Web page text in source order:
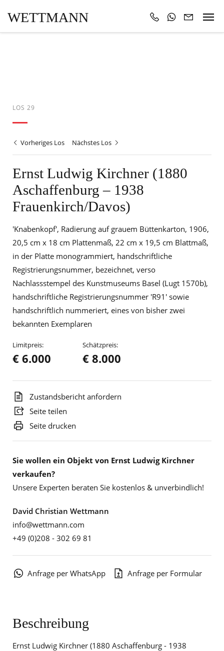
WETTMANN
LOS 29
Vorheriges Los Nächstes Los
Ernst Ludwig Kirchner (1880
Aschaffenburg – 1938
Frauenkirch/Davos)
'Knabenkopf', Radierung auf grauem Büttenkarton, 1906,
20,5 cm x 18 cm Plattenmaß, 22 cm x 19,5 cm Blattmaß,
in der Platte monogrammiert, handschriftliche
Registrierungsnummer, bezeichnet, verso
Nachlassstempel des Kunstmuseums Basel (Lugt 1570b),
handschriftliche Registrierungsnummer 'R91' sowie
handschriftlich nummeriert, eines von bisher zwei
bekannten Exemplaren
Limitpreis:
€ 6.000
Schätzpreis:
€ 8.000
Zustandsbericht anfordern
Seite teilen
Seite drucken
Sie wollen ein Objekt von Ernst Ludwig Kirchner
verkaufen?
Unsere Experten beraten Sie kostenlos & unverbindlich!
David Christian Wettmann
info@wettmann.com
+49 (0)208 - 302 69 81
Anfrage per WhatsApp Anfrage per Formular
Beschreibung
Ernst Ludwig Kirchner (1880 Aschaffenburg - 1938